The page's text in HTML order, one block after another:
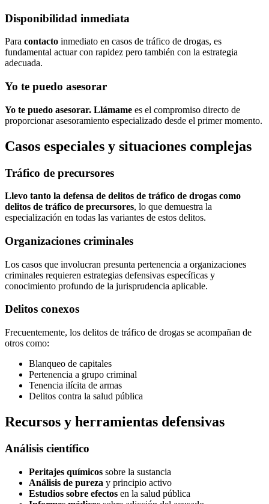
Disponibilidad inmediata
Para contacto inmediato en casos de tráfico de drogas, es
fundamental actuar con rapidez pero también con la estrategia
adecuada.
Yo te puedo asesorar
Yo te puedo asesorar. Llámame es el compromiso directo de
proporcionar asesoramiento especializado desde el primer momento.
Casos especiales y situaciones complejas
Tráfico de precursores
Llevo tanto la defensa de delitos de tráfico de drogas como
delitos de tráfico de precursores, lo que demuestra la
especialización en todas las variantes de estos delitos.
Organizaciones criminales
Los casos que involucran presunta pertenencia a organizaciones
criminales requieren estrategias defensivas específicas y
conocimiento profundo de la jurisprudencia aplicable.
Delitos conexos
Frecuentemente, los delitos de tráfico de drogas se acompañan de
otros como:
Blanqueo de capitales
Pertenencia a grupo criminal
Tenencia ilícita de armas
Delitos contra la salud pública
Recursos y herramientas defensivas
Análisis científico
Peritajes químicos sobre la sustancia
Análisis de pureza y principio activo
Estudios sobre efectos en la salud pública